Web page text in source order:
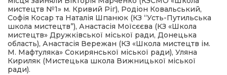
мистецтв №1» м. Кривий Ріг), Родіон Ковальський,
Софія Косар та Наталія Шпанюк (КЗ “Усть-Путильська
школа мистецтв”), Анастасія Моїсєєва (КЗ «Школа
мистецтв» Дружківської міської ради, Донецька
область), Анастасія Вережан (КЗ «Школа мистецтв ім.
М. Мафтуляка» Сокирянської міської ради), Уляна
Кириляк (Мистецька школа Вижницької міської
ради).